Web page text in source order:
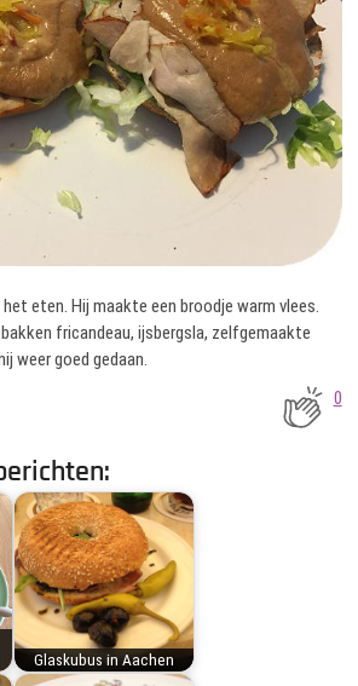
eten. Hij maakte een broodje warm vlees.
fricandeau, ijsbergsla, zelfgemaakte
weer goed gedaan.
0
Glaskubus in Aachen